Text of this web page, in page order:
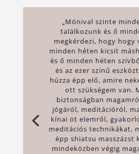
„Mónival szinte
találkozunk és ő
megkérdezi, hogy hogy
minden héten kicsit
és ő minden héten
és az ezer színű
húzza épp elő, amire
ott szükségem van.
biztonságban
jógáról, meditációról,
kínai öt elemről,
meditációs technikákat,
épp shiatsu masszázst
mindeközben végig